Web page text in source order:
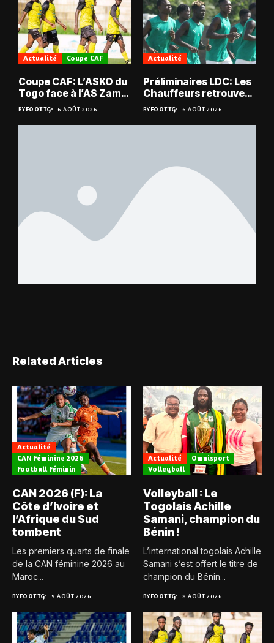
Actualité Coupe CAF
Coupe CAF: L’ASKO du
Togo face à l’AS Zam
du Niger
BYFOOT.TG 6 AOÛT 2026
Actualité
Préliminaires LDC: Les
Chauffeurs retrouvent
les Mimos
BYFOOT.TG 6 AOÛT 2026
Related Articles
Actualité
CAN Féminine 2026
Football Féminin
CAN 2026 (F): La
Côte d’Ivoire et
l’Afrique du Sud
tombent
Les premiers quarts de finale
de la CAN féminine 2026 au
Maroc...
BYFOOT.TG 9 AOÛT 2026
Actualité
Omnisport
Volleyball
Volleyball : Le
Togolais Achille
Samani, champion du
Bénin !
L’international togolais Achille
Samani s’est offert le titre de
champion du Bénin...
BYFOOT.TG 8 AOÛT 2026